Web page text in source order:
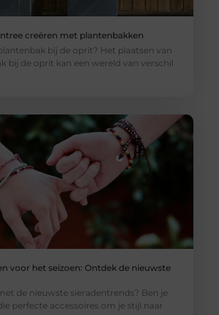
creëren met plantenbakken
bij de oprit? Het plaatsen van
bij de oprit kan een wereld van verschil
voor het seizoen: Ontdek de nieuwste
de nieuwste sieradentrends? Ben je
perfecte accessoires om je stijl naar